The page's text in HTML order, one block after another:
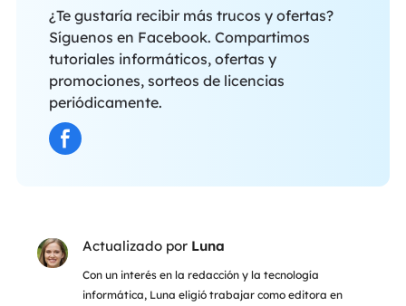
¿Te gustaría recibir más trucos y ofertas?
Síguenos en Facebook. Compartimos
tutoriales informáticos, ofertas y
promociones, sorteos de licencias
periódicamente.
Actualizado por Luna
Con un interés en la redacción y la tecnología
informática, Luna eligió trabajar como editora en